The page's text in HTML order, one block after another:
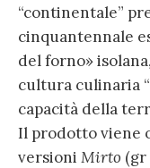
“continentale”
cinquantennale
del forno»
cultura culinaria
capacità della
Il prodotto viene
versioni Mirto (gr